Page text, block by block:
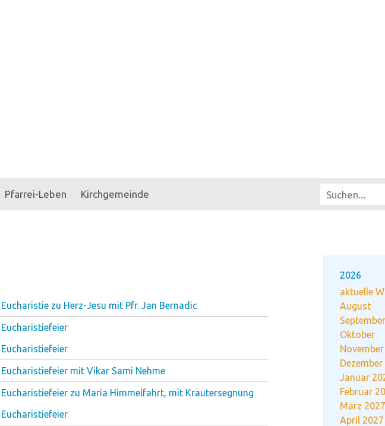
Pfarrei-Leben Kirchgemeinde
2026
aktuelle
August
September
Oktober
November
Dezember
Januar
Februar
März 2027
April 2027
Eucharistie zu Herz-Jesu mit Pfr. Jan Bernadic
Eucharistiefeier
Eucharistiefeier
Eucharistiefeier mit Vikar Sami Nehme
Eucharistiefeier zu Maria Himmelfahrt, mit Kräutersegnung
Eucharistiefeier